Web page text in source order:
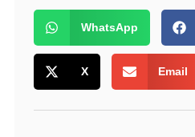
WhatsApp
X Email